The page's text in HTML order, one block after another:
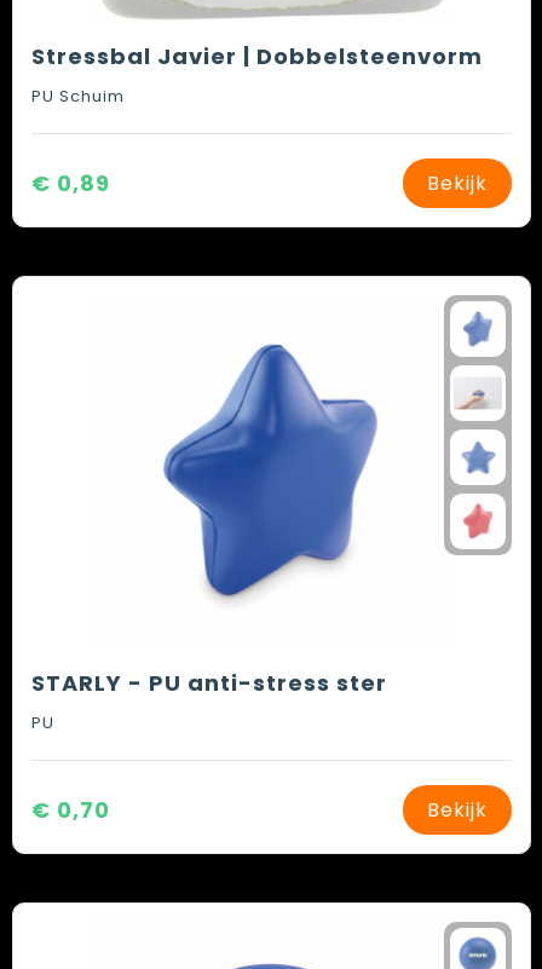
Stressbal Javier | Dobbelsteenvorm
PU Schuim
€ 0,89 Bekijk
STARLY - PU anti-stress ster
PU
€ 0,70 Bekijk